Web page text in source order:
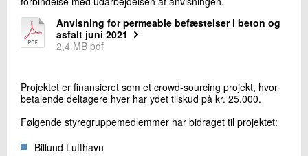
Anvisning for permeable befæstelser i beton og
asfalt juni 2021
2,4 MB pdf
Projektet er finansieret som et crowd-sourcing projekt, hvor
betalende deltagere hver har ydet tilskud på kr. 25.000.
Følgende styregruppemedlemmer har bidraget til projektet:
Billund Lufthavn